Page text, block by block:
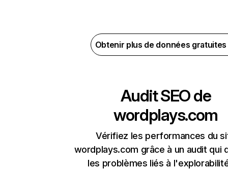
Obtenir plus de données
Audit SEO de
wordplays.com
Vérifiez les performances du
wordplays.com grâce à un audit qui
les problèmes liés à